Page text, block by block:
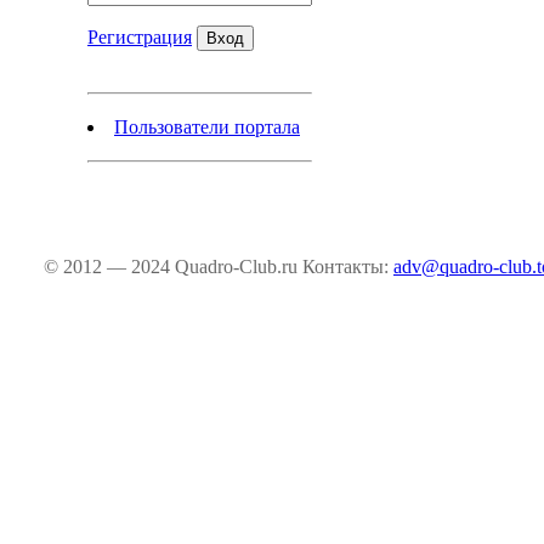
Регистрация
Пользователи портала
© 2012 — 2024 Quadro-Club.ru Контакты: adv@quadro-